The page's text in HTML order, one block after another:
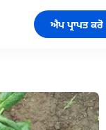
ਐਪ ਪ੍ਰਾਪਤ ਕਰੋ